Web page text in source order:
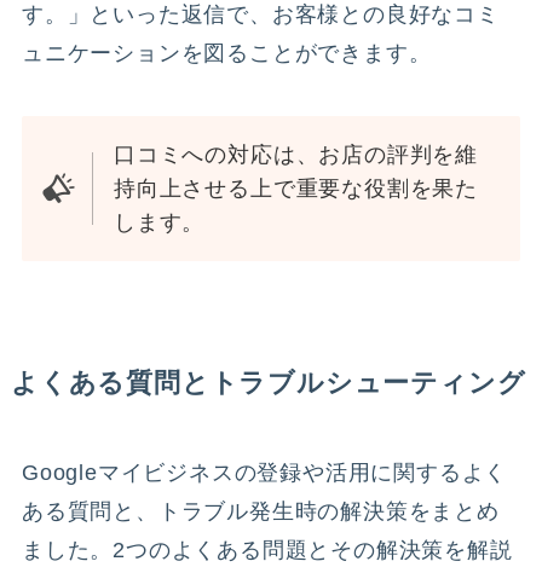
す。」といった返信で、お客様との良好なコミ
ュニケーションを図ることができます。
口コミへの対応は、お店の評判を維
持向上させる上で重要な役割を果た
します。
よくある質問とトラブルシューティング
Googleマイビジネスの登録や活用に関するよく
ある質問と、トラブル発生時の解決策をまとめ
ました。2つのよくある問題とその解決策を解説